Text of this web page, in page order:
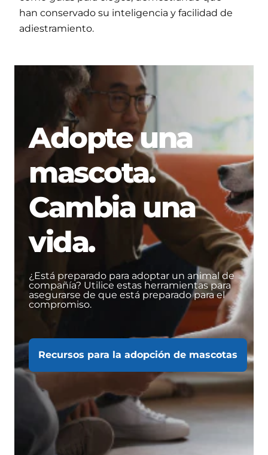
han conservado su inteligencia y facilidad de
adiestramiento.
Adopte una
mascota.
Cambia una
vida.
¿Está preparado para adoptar un animal de
compañía? Utilice estas herramientas para
asegurarse de que está preparado para el
compromiso.
Recursos para la adopción de mascotas